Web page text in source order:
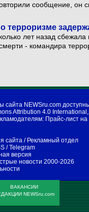
сообщение, он
о терроризме
лет назад
- командира
сайта NEWSru.com
Attribution 4.0 International ,
Прайс-лист на
сайта / Рекламный отдел
/Telegram
версия
новости 2000-2026
ВАКАНСИИ
NEWSru.com